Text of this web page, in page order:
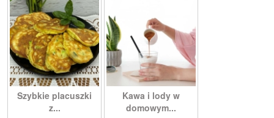
Szybkie placuszki
z...
Kawa i lody w
domowym...